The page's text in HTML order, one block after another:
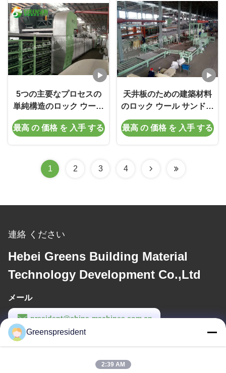
5つの主要なプロセスの
単純構造のロック ウール
板生産ライン
最高 の 価格 を 入手 する
天井板のための建築材料
のロック ウール サンドイ
ッチ パネル ライン
最高 の 価格 を 入手 する
1 2 3 4
連絡 ください
Hebei Greens Building Material
Technology Development Co.,Ltd
メール
president@china-machines.com.cn
労働時間
Greenspresident
2:39 AM